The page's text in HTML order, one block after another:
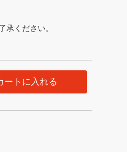
承ください。
ートに入れる